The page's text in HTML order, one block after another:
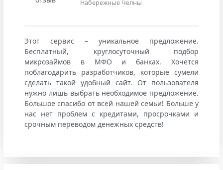
Набережные Челны
Этот сервис – уникальное предложение.
Бесплатный, круглосуточный подбор
микрозаймов в МФО и банках. Хочется
поблагодарить разработчиков, которые сумели
сделать такой удобный сайт. От пользователя
нужно лишь выбрать необходимое предложение.
Большое спасибо от всей нашей семьи! Больше у
нас нет проблем с кредитами, просрочками и
срочным переводом денежных средств!